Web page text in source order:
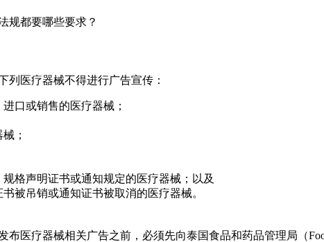
列医疗器械不得进行广告宣传：
口或销售的医疗器械；
；
格声明证书或通知规定的医疗器械；以及
被吊销或通知证书被取消的医疗器械。
医疗器械相关广告之前，必须先向泰国食品和药品管理局（